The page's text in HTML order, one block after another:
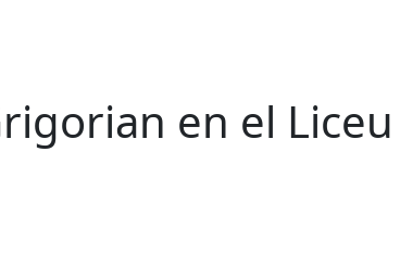
en el Liceu